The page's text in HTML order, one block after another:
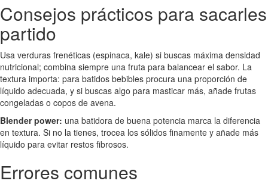
Consejos prácticos para sacarles
partido
Usa verduras frenéticas (espinaca, kale) si buscas máxima densidad
nutricional; combina siempre una fruta para balancear el sabor. La
textura importa: para batidos bebibles procura una proporción de
líquido adecuada, y si buscas algo para masticar más, añade frutas
congeladas o copos de avena.
Blender power: una batidora de buena potencia marca la diferencia
en textura. Si no la tienes, trocea los sólidos finamente y añade más
líquido para evitar restos fibrosos.
Errores comunes